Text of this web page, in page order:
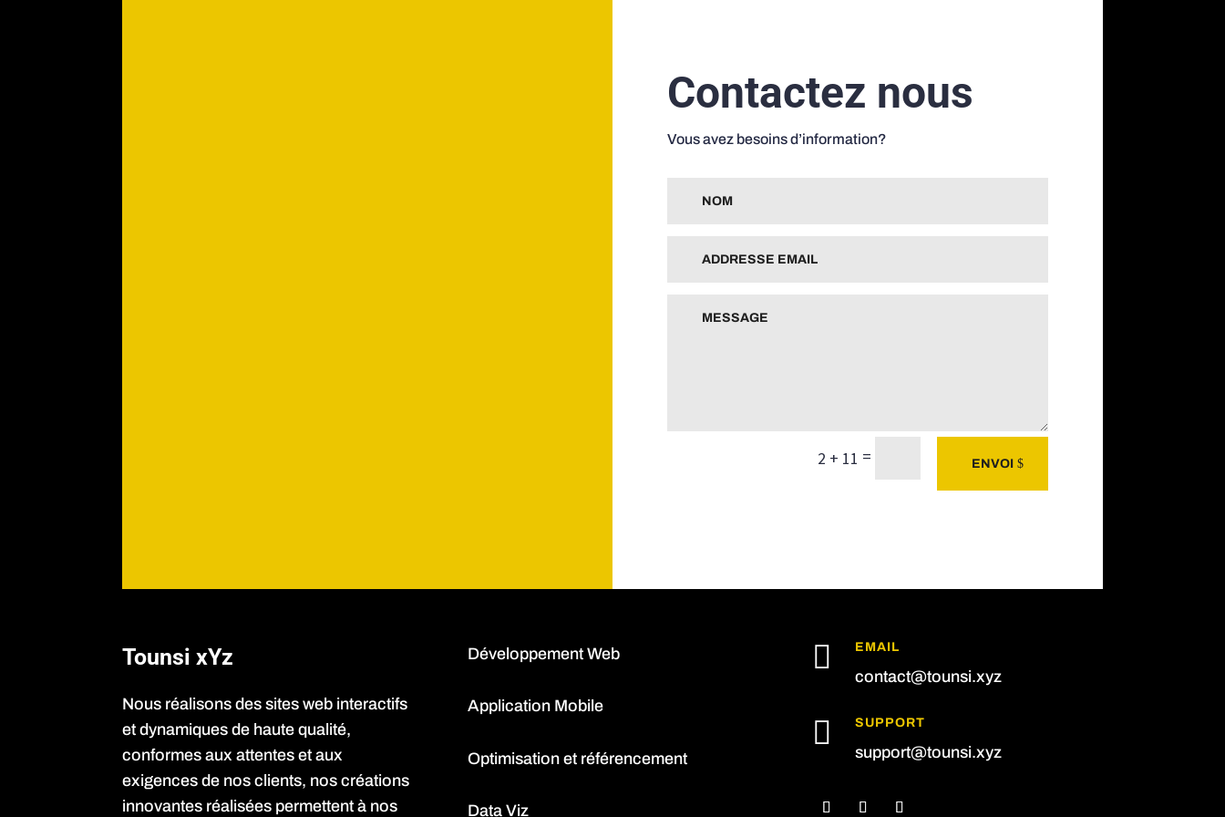
Contactez nous
Vous avez besoins d’information?
2 + 11 = ENVOI
Tounsi xYz
Nous réalisons des sites web interactifs
et dynamiques de haute qualité,
conformes aux attentes et aux
exigences de nos clients, nos créations
innovantes réalisées permettent à nos
Développement Web
Application Mobile
Optimisation et référencement
Data Viz
 EMAIL
contact@tounsi.xyz
 SUPPORT
support@tounsi.xyz